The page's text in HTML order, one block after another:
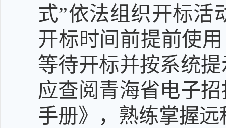
式”依法组织开标活
开标时间前提前使
等待开标并按系统
应查阅青海省电子
手册》，熟练掌握